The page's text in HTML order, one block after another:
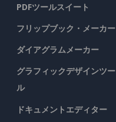
PDFツールスイート
フリップブック・メーカー
ダイアグラムメーカー
グラフィックデザインツー
ル
ドキュメントエディター